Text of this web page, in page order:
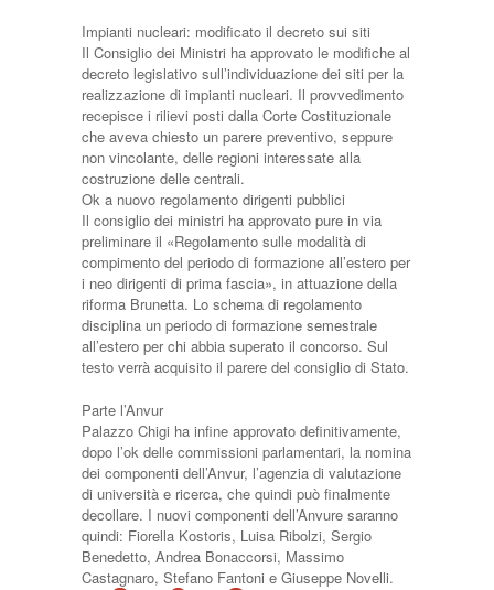
Impianti nucleari: modificato il decreto sui siti
Il Consiglio dei Ministri ha approvato le modifiche al
decreto legislativo sull’individuazione dei siti per la
realizzazione di impianti nucleari. Il provvedimento
recepisce i rilievi posti dalla Corte Costituzionale
che aveva chiesto un parere preventivo, seppure
non vincolante, delle regioni interessate alla
costruzione delle centrali.
Ok a nuovo regolamento dirigenti pubblici
Il consiglio dei ministri ha approvato pure in via
preliminare il «Regolamento sulle modalità di
compimento del periodo di formazione all’estero per
i neo dirigenti di prima fascia», in attuazione della
riforma Brunetta. Lo schema di regolamento
disciplina un periodo di formazione semestrale
all’estero per chi abbia superato il concorso. Sul
testo verrà acquisito il parere del consiglio di Stato.
Parte l’Anvur
Palazzo Chigi ha infine approvato definitivamente,
dopo l’ok delle commissioni parlamentari, la nomina
dei componenti dell’Anvur, l’agenzia di valutazione
di università e ricerca, che quindi può finalmente
decollare. I nuovi componenti dell’Anvure saranno
quindi: Fiorella Kostoris, Luisa Ribolzi, Sergio
Benedetto, Andrea Bonaccorsi, Massimo
Castagnaro, Stefano Fantoni e Giuseppe Novelli.